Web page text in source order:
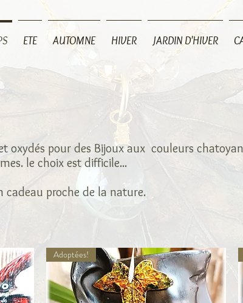
ETE AUTOMNE HIVER JARDIN D'HIVER
oxydés pour des Bijoux aux couleurs
le choix est difficile...
cadeau proche de la nature.
Adoptées!